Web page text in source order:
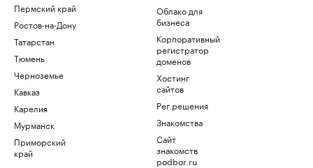
Пермский край
Ростов-на-Дону
Татарстан
Тюмень
Черноземье
Кавказ
Карелия
Мурманск
Приморский
край
Облако для
бизнеса
Корпоративный
регистратор
доменов
Хостинг
сайтов
Рег.решения
Знакомства
Сайт
знакомств
podbor.ru